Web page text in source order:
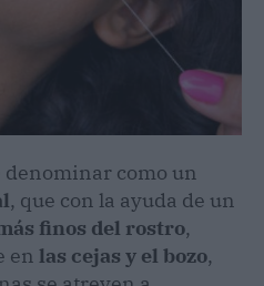
denominar como un
, que con la ayuda de un
finos del rostro,
en las cejas y el bozo,